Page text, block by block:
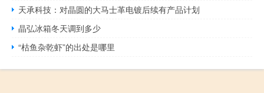
天承科技：对晶圆的大马士革电镀后续有产品计划
晶弘冰箱冬天调到多少
“枯鱼杂乾虾”的出处是哪里